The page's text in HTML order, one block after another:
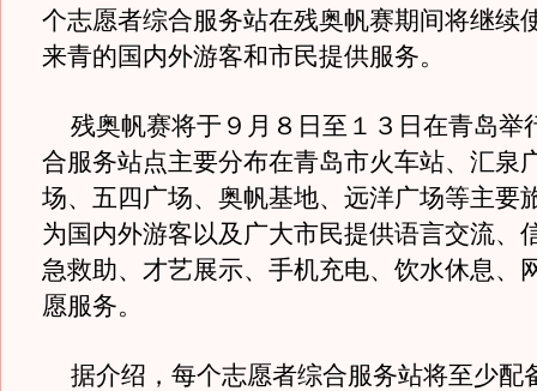
个志愿者综合服务站在残奥帆赛期间将继续
来青的国内外游客和市民提供服务。
残奥帆赛将于９月８日至１３日在青岛举
合服务站点主要分布在青岛市火车站、汇泉
场、五四广场、奥帆基地、远洋广场等主要
为国内外游客以及广大市民提供语言交流、
急救助、才艺展示、手机充电、饮水休息、
愿服务。
据介绍，每个志愿者综合服务站将至少配